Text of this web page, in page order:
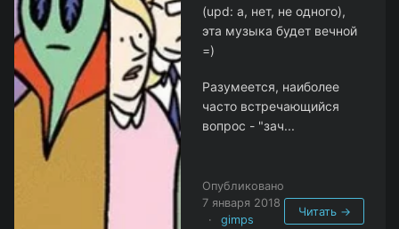
(upd: а, нет, не одного),
эта музыка будет вечной
=)
Разумеется, наиболее
часто встречающийся
вопрос - "зач...
Опубликовано
7 января 2018
·
gimps
Читать →